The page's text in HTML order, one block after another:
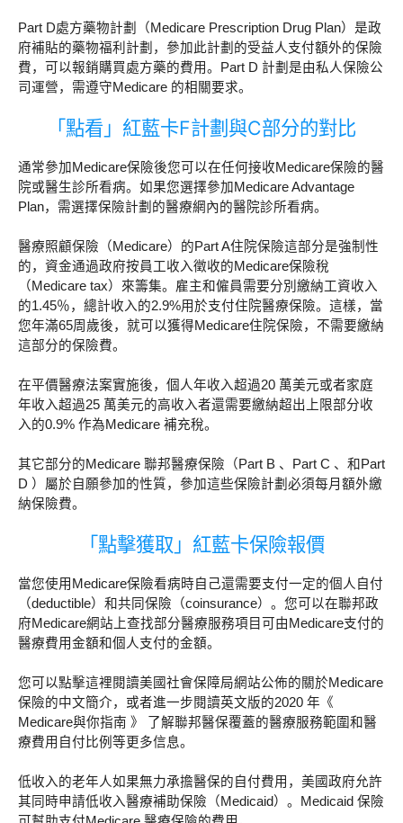
Part D處方藥物計劃（Medicare Prescription Drug Plan）是政
府補貼的藥物福利計劃，參加此計劃的受益人支付額外的保險
費，可以報銷購買處方藥的費用。Part D 計劃是由私人保險公
司運營，需遵守Medicare 的相關要求。
「點看」紅藍卡F計劃與C部分的對比
通常參加Medicare保險後您可以在任何接收Medicare保險的醫
院或醫生診所看病。如果您選擇參加Medicare Advantage
Plan，需選擇保險計劃的醫療網內的醫院診所看病。
醫療照顧保險（Medicare）的Part A住院保險這部分是強制性
的，資金通過政府按員工收入徵收的Medicare保險稅
（Medicare tax）來籌集。雇主和僱員需要分別繳納工資收入
的1.45％，總計收入的2.9%用於支付住院醫療保險。這樣，當
您年滿65周歲後，就可以獲得Medicare住院保險，不需要繳納
這部分的保險費。
在平價醫療法案實施後，個人年收入超過20 萬美元或者家庭
年收入超過25 萬美元的高收入者還需要繳納超出上限部分收
入的0.9% 作為Medicare 補充稅。
其它部分的Medicare 聯邦醫療保險（Part B 、Part C 、和Part
D ）屬於自願參加的性質，參加這些保險計劃必須每月額外繳
納保險費。
「點擊獲取」紅藍卡保險報價
當您使用Medicare保險看病時自己還需要支付一定的個人自付
（deductible）和共同保險（coinsurance）。您可以在聯邦政
府Medicare網站上查找部分醫療服務項目可由Medicare支付的
醫療費用金額和個人支付的金額。
您可以點擊這裡閱讀美國社會保障局網站公佈的關於Medicare
保險的中文簡介，或者進一步閱讀英文版的2020 年《
Medicare與你指南 》 了解聯邦醫保覆蓋的醫療服務範圍和醫
療費用自付比例等更多信息。
低收入的老年人如果無力承擔醫保的自付費用，美國政府允許
其同時申請低收入醫療補助保險（Medicaid）。Medicaid 保險